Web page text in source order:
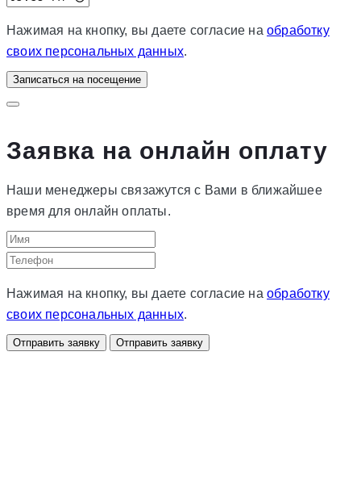
Нажимая на кнопку, вы даете согласие наобработку
своих персональных данных.
Записаться на посещение
Заявка на онлайн оплату
Наши менеджеры связажутся с Вами в ближайшее
время для онлайн оплаты.
Нажимая на кнопку, вы даете согласие наобработку
своих персональных данных.
Отправить заявку Отправить заявку